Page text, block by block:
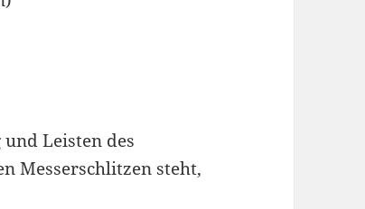
Leisten des
Messerschlitzen steht,